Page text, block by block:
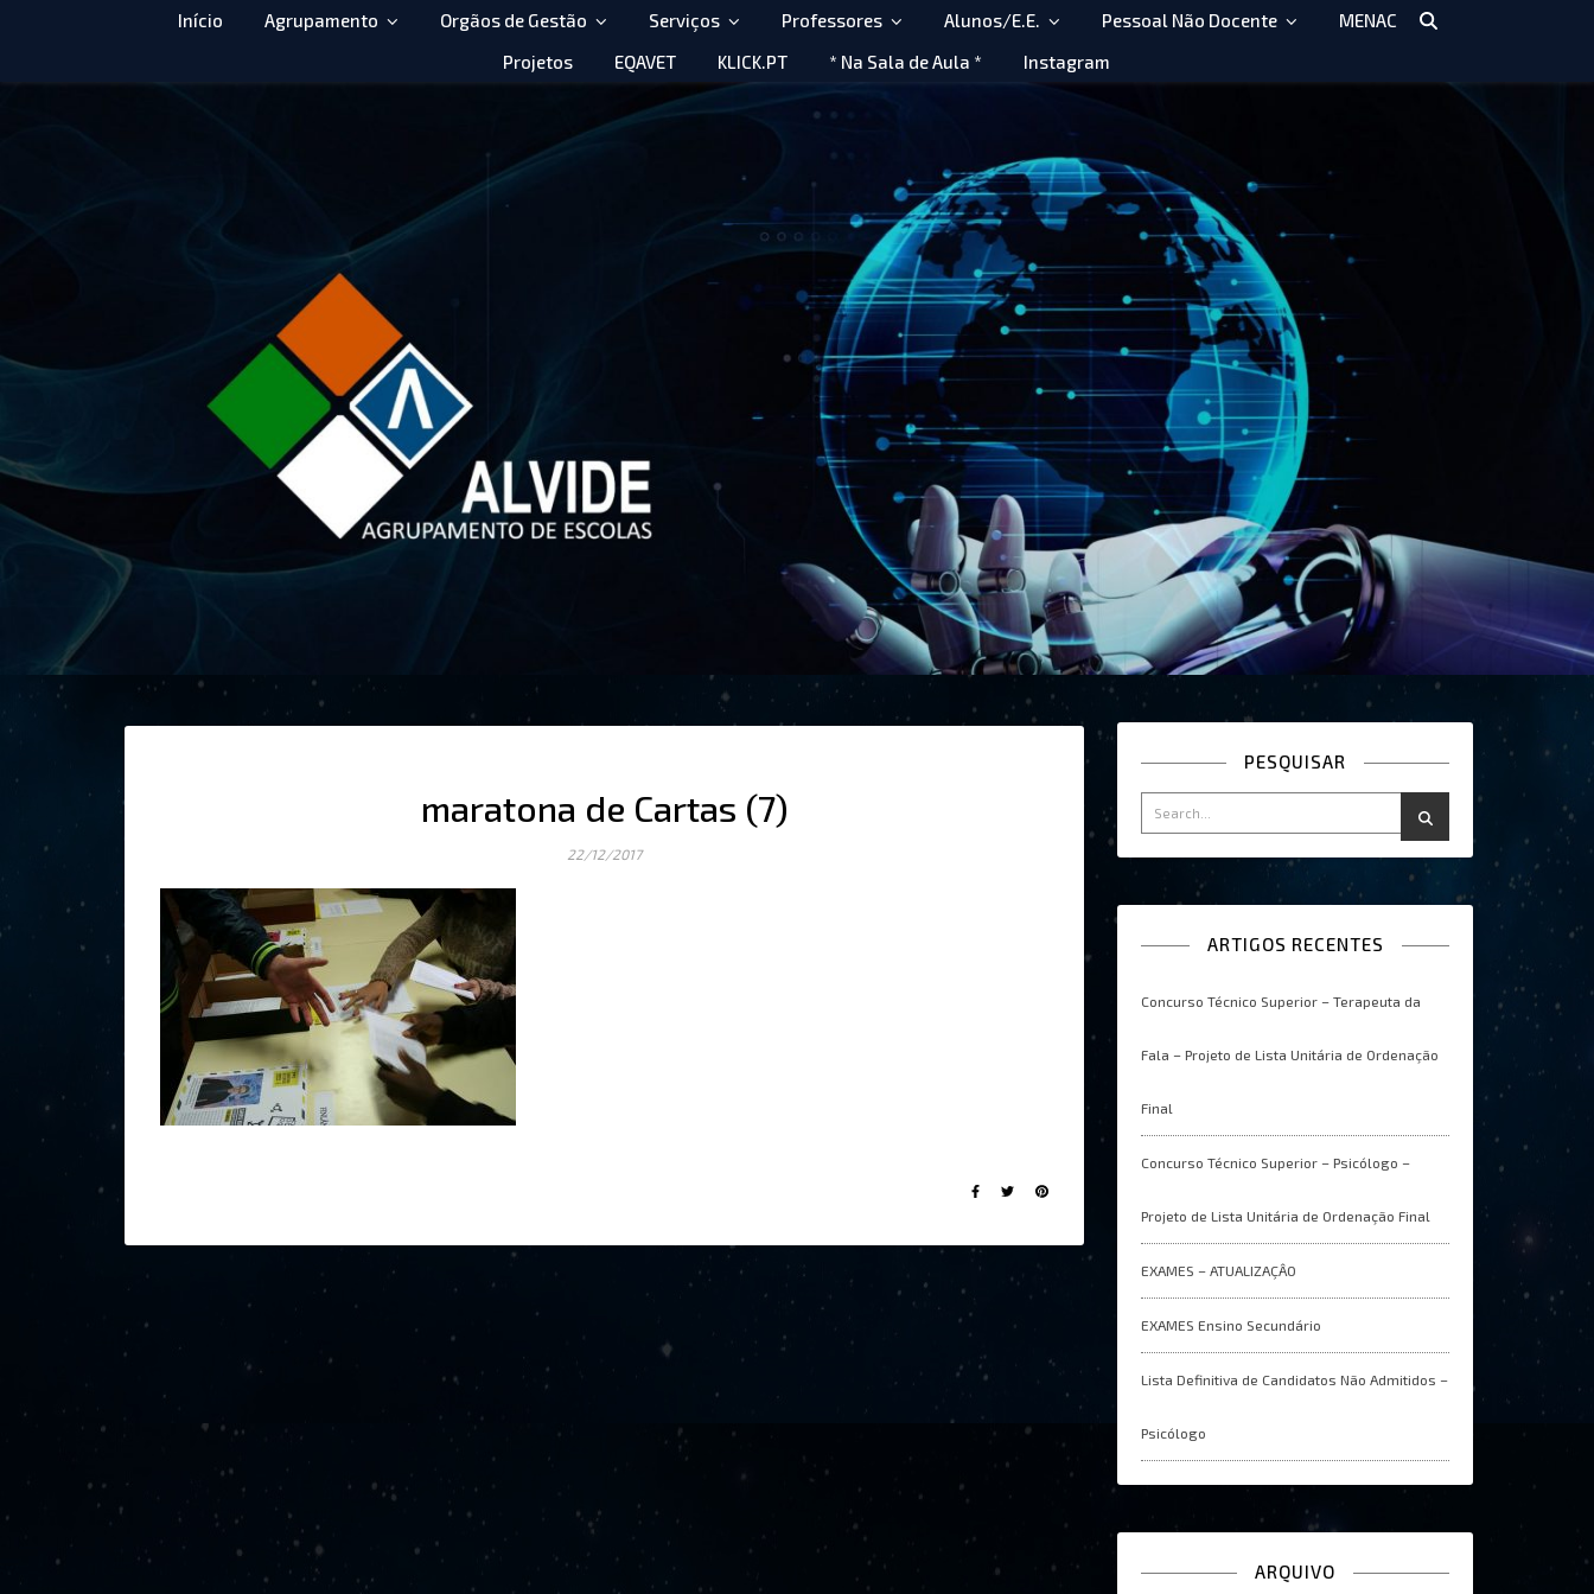
Início Agrupamento Orgãos de Gestão Serviços Professores Alunos/E.E. Pessoal Não Docente
MENAC
Projetos
EQAVET KLICK.PT * Na Sala de Aula * Instagram
maratona de Cartas (7)
22/12/2017
PESQUISAR
ARTIGOS RECENTES
Concurso Técnico Superior – Terapeuta da
Fala – Projeto de Lista Unitária de Ordenação
Final
Concurso Técnico Superior – Psicólogo –
Projeto de Lista Unitária de Ordenação Final
EXAMES – ATUALIZAÇÂO
EXAMES Ensino Secundário
Lista Definitiva de Candidatos Não Admitidos –
Psicólogo
ARQUIVO